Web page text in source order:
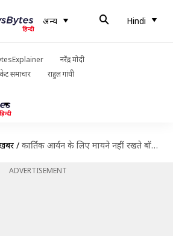
अन्य Hindi
नरेंद्र मोदी
समाचार राहुल गांधी
/ कार्तिक आर्यन के लिए मायने नहीं रखते बॉक्स ऑफिस आंकड़े, बोले- हर शुक्रवार चीजें बदलती हैं
ADVERTISEMENT